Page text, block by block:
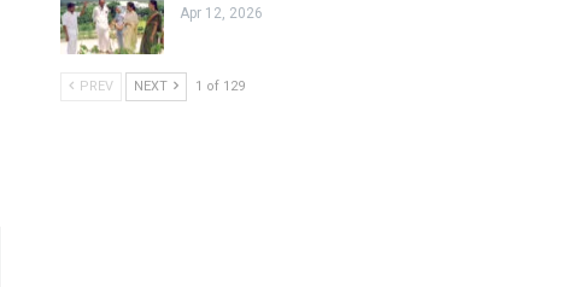
Apr 12, 2026
PREV NEXT 1 of 129